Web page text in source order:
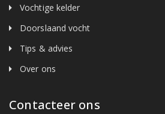
Vochtige kelder
Doorslaand vocht
Tips & advies
Over ons
Contacteer ons